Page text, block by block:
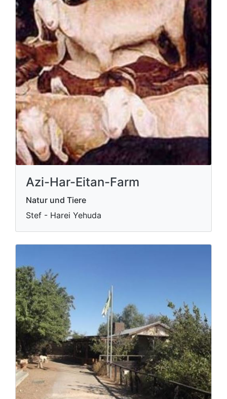
Azi-Har-Eitan-Farm
Natur und Tiere
Stef - Harei Yehuda